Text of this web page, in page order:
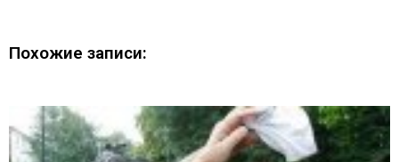
Похожие записи: